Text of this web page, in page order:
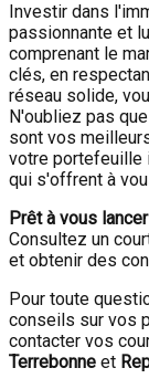
Investir dans
passionnante et
comprenant le
clés, en
réseau solide,
N'oubliez pas
sont vos
votre portefeuille
qui s'offrent à
Prêt à vous
Consultez un
et obtenir des
Pour toute
conseils sur vos
contacter vos
Terrebonne et